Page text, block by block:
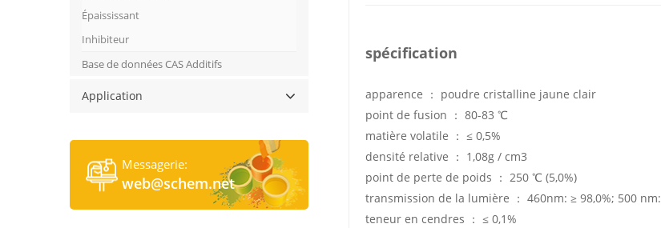
spécification
apparence ： poudre cristalline jaune clair
point de fusion ： 80-83 ℃
matière volatile ： ≤0,5%
densité relative ： 1,08g / cm3
point de perte de poids ： 250℃ (5,0%)
transmission de la lumière ： 460nm: ≥98,0%; 500 nm:
teneur en cendres ： ≤0,1%
Épaississant
Inhibiteur
Base de données CAS Additifs
Application
Messagerie:
web@schem.net